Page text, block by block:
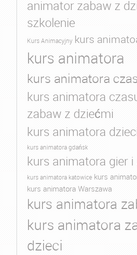
animator zabaw z
szkolenie
Kurs Animacyjny kurs
kurs animatora
kurs animatora
kurs animatora
zabaw z dziećmi
kurs animatora
kurs animatora gdańsk
kurs animatora gier
kurs animatora katowice kurs
kurs animatora Warszawa
kurs animatora
kurs animatora
dzieci